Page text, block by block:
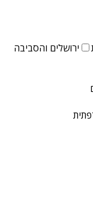
ירושלים והסביבה